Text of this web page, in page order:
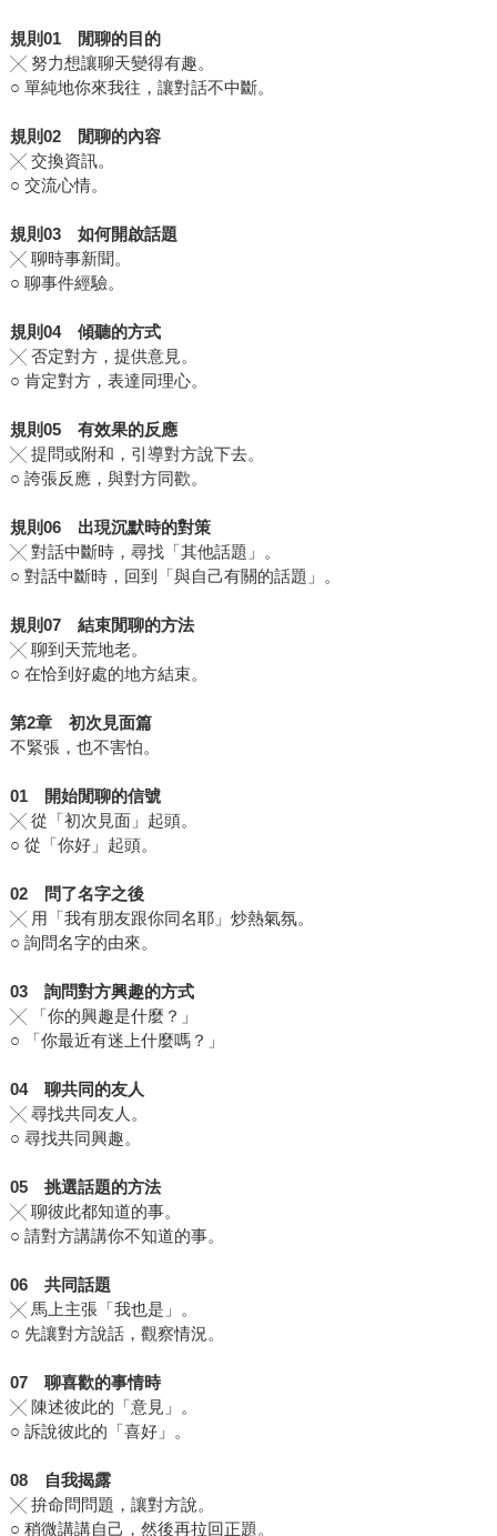
規則01
閒聊的目的
╳ 努力想讓聊天變得有趣。
○ 單純地你來我往，讓對話不中斷。
規則02
閒聊的內容
╳ 交換資訊。
○ 交流心情。
規則03
如何開啟話題
╳ 聊時事新聞。
○ 聊事件經驗。
規則04
傾聽的方式
╳ 否定對方，提供意見。
○ 肯定對方，表達同理心。
規則05
有效果的反應
╳ 提問或附和，引導對方說下去。
○ 誇張反應，與對方同歡。
規則06 出現沉默時的對策
╳ 對話中斷時，尋找「其他話題」。
○ 對話中斷時，回到「與自己有關的話題」。
規則07
結束閒聊的方法
╳ 聊到天荒地老。
○ 在恰到好處的地方結束。
第2章 初次見面篇
不緊張，也不害怕。
01
開始閒聊的信號
╳ 從「初次見面」起頭。
○ 從「你好」起頭。
02
問了名字之後
╳ 用「我有朋友跟你同名耶」炒熱氣氛。
○ 詢問名字的由來。
03 詢問對方興趣的方式
╳ 「你的興趣是什麼？」
○ 「你最近有迷上什麼嗎？」
04
聊共同的友人
╳ 尋找共同友人。
○ 尋找共同興趣。
05 挑選話題的方法
╳ 聊彼此都知道的事。
○ 請對方講講你不知道的事。
06
共同話題
╳ 馬上主張「我也是」。
○ 先讓對方說話，觀察情況。
07
聊喜歡的事情時
╳ 陳述彼此的「意見」。
○ 訴說彼此的「喜好」。
08
自我揭露
╳ 拚命問問題，讓對方說。
○ 稍微講講自己，然後再拉回正題。